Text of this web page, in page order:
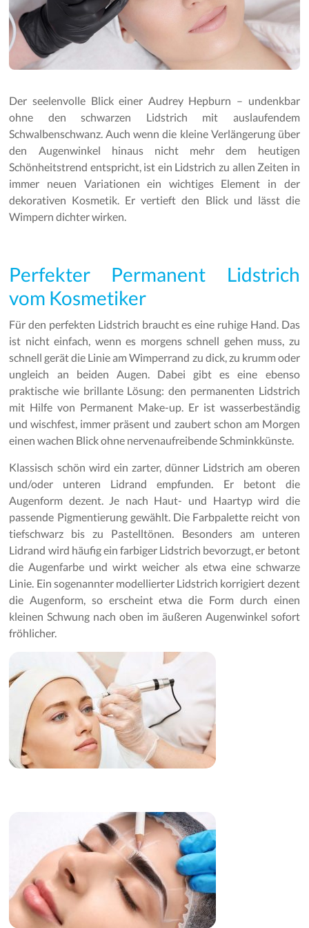
Der seelenvolle Blick einer Audrey Hepburn – undenkbar
ohne den schwarzen Lidstrich mit auslaufendem
Schwalbenschwanz. Auch wenn die kleine Verlängerung über
den Augenwinkel hinaus nicht mehr dem heutigen
Schönheitstrend entspricht, ist ein Lidstrich zu allen Zeiten in
immer neuen Variationen ein wichtiges Element in der
dekorativen Kosmetik. Er vertieft den Blick und lässt die
Wimpern dichter wirken.
Perfekter Permanent Lidstrich
vom Kosmetiker
Für den perfekten Lidstrich braucht es eine ruhige Hand. Das
ist nicht einfach, wenn es morgens schnell gehen muss, zu
schnell gerät die Linie am Wimperrand zu dick, zu krumm oder
ungleich an beiden Augen. Dabei gibt es eine ebenso
praktische wie brillante Lösung: den permanenten Lidstrich
mit Hilfe von Permanent Make-up. Er ist wasserbeständig
und wischfest, immer präsent und zaubert schon am Morgen
einen wachen Blick ohne nervenaufreibende Schminkkünste.
Klassisch schön wird ein zarter, dünner Lidstrich am oberen
und/oder unteren Lidrand empfunden. Er betont die
Augenform dezent. Je nach Haut- und Haartyp wird die
passende Pigmentierung gewählt. Die Farbpalette reicht von
tiefschwarz bis zu Pastelltönen. Besonders am unteren
Lidrand wird häufig ein farbiger Lidstrich bevorzugt, er betont
die Augenfarbe und wirkt weicher als etwa eine schwarze
Linie. Ein sogenannter modellierter Lidstrich korrigiert dezent
die Augenform, so erscheint etwa die Form durch einen
kleinen Schwung nach oben im äußeren Augenwinkel sofort
fröhlicher.